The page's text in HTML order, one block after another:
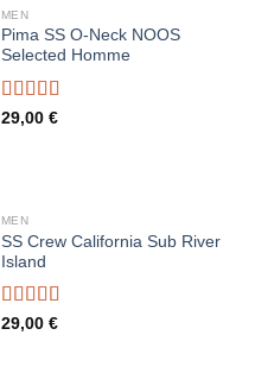
MEN
Pima SS O-Neck NOOS
Selected Homme
Rated5.00
29,00 €
MEN
SS Crew California Sub River
Island
Rated
29,00 €